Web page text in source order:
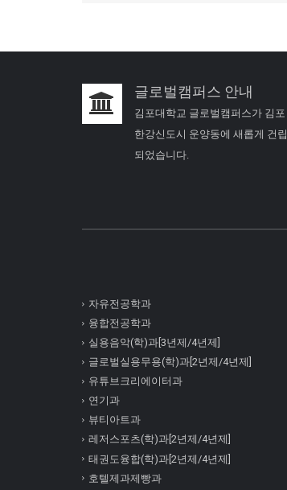
글로벌캠퍼스 안내
김포대학교 글로벌캠퍼스가 김포
한강신도시 운양동에 새롭게 건립
되었습니다.
자유전공학과
융합전공학과
실용음악(학)과[3년제/4년제]
글로벌실용무용(학)과[2년제/4년제]
유튜브크리에이터과
연기과
뷰티아트과
레저스포츠(학)과[2년제/4년제]
태권도융합(학)과[2년제/4년제]
호텔제과제빵과